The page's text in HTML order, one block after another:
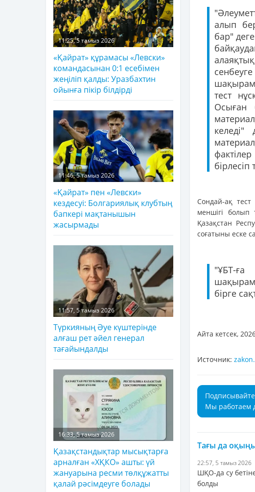
алып
бар"
тест
Осыған
Сондай-ақ
меншігі
Қазақстан
соғатыны еске
"ҰБТ-ға
бірге
Айта кетсек,
Источник:
Мы работаем
Тағы да
22:57, 5 тамыз 2026
ШҚО-да су
болды
11:25, 5 тамыз 2026
«Қайрат» құрамасы «Левски»
командасынан 0:1 есебімен
жеңіліп қалды: Уразбахтин
ойынға пікір білдірді
11:46, 5 тамыз 2026
«Қайрат» пен «Левски»
кездесуі: Болгариялық клубтың
бапкері мақтанышын
жасырмады
11:57, 5 тамыз 2026
Түркияның Әуе күштерінде
алғаш рет әйел генерал
тағайындалды
16:33, 5 тамыз 2026
Қазақстандықтар мысықтарға
арналған «ХҚКО» ашты: үй
жануарына ресми төлқұжатты
қалай рәсімдеуге болады